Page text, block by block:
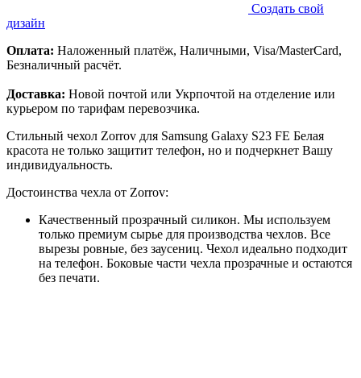
Создать свой
дизайн
Оплата: Наложенный платёж, Наличными, Visa/MasterCard,
Безналичный расчёт.
Доставка: Новой почтой или Укрпочтой на отделение или
курьером по тарифам перевозчика.
Стильный чехол Zorrov для Samsung Galaxy S23 FE Белая
красота не только защитит телефон, но и подчеркнет Вашу
индивидуальность.
Достоинства чехла от Zorrov:
Качественный прозрачный силикон. Мы используем
только премиум сырье для производства чехлов. Все
вырезы ровные, без заусениц. Чехол идеально подходит
на телефон. Боковые части чехла прозрачные и остаются
без печати.